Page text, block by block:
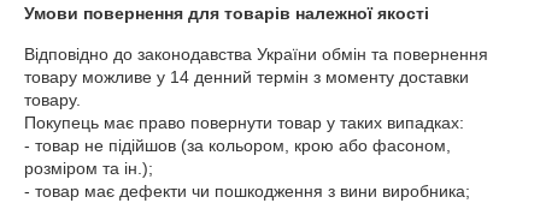
Умови повернення для товарів належної якості
Відповідно до законодавства України обмін та повернення
товару можливе у 14 денний термін з моменту доставки
товару.
Покупець має право повернути товар у таких випадках:
- товар не підійшов (за кольором, крою або фасоном,
розміром та ін.);
- товар має дефекти чи пошкодження з вини виробника;